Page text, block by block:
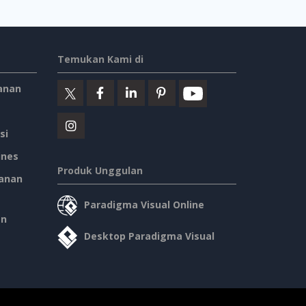
Temukan Kami di
Produk Unggulan
Paradigma Visual Online
Desktop Paradigma Visual